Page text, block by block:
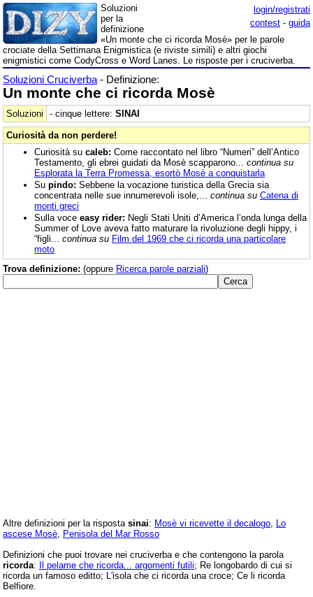
login/registrati
contest - guida
Soluzioni
per la
definizione
«Un monte che ci ricorda Mosè» per le parole
crociate della Settimana Enigmistica (e riviste simili) e altri giochi
enigmistici come CodyCross e Word Lanes. Le risposte per i cruciverba.
Soluzioni Cruciverba - Definizione:
Un monte che ci ricorda Mosè
Soluzioni - cinque lettere: SINAI
Curiosità da non perdere!
Curiosità su caleb: Come raccontato nel libro “Numeri” dell’Antico
Testamento, gli ebrei guidati da Mosè scapparono... continua su
Esplorata la Terra Promessa, esortò Mosè a conquistarla
Su pindo: Sebbene la vocazione turistica della Grecia sia
concentrata nelle sue innumerevoli isole,... continua su Catena di
monti greci
Sulla voce easy rider: Negli Stati Uniti d’America l’onda lunga della
Summer of Love aveva fatto maturare la rivoluzione degli hippy, i
“figli... continua su Film del 1969 che ci ricorda una particolare
moto
Trova definizione: (oppure Ricerca parole parziali)
Altre definizioni per la risposta sinai: Mosè vi ricevette il decalogo Lo
ascese Mosè Penisola del Mar Rosso
Definizioni che puoi trovare nei cruciverba e che contengono la parola
ricorda: Il pelame che ricorda... argomenti futili; Re longobardo di cui si
ricorda un famoso editto; L'isola che ci ricorda una croce; Ce li ricorda
Belfiore.